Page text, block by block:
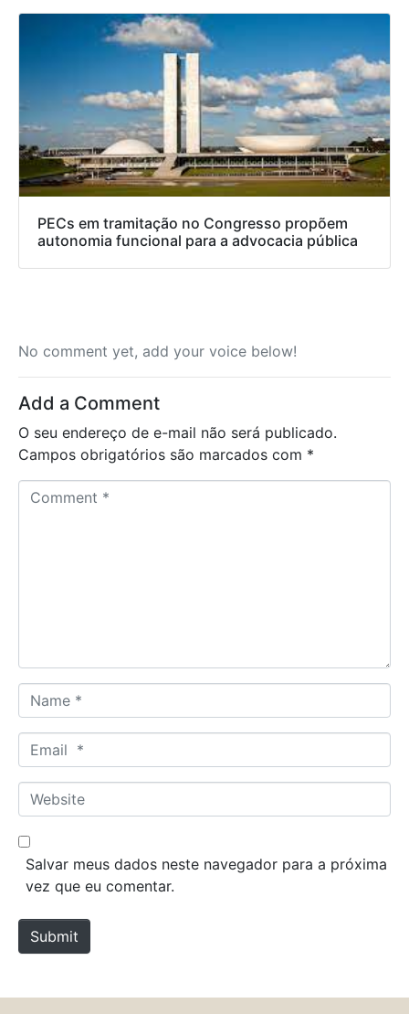
PECs em tramitação no Congresso propõem
autonomia funcional para a advocacia pública
No comment yet, add your voice below!
Add a Comment
O seu endereço de e-mail não será publicado.
Campos obrigatórios são marcados com *
a
m
*
m
a
*
W
e
b
e
Salvar meus dados neste navegador para a próxima
vez que eu comentar.
Submit